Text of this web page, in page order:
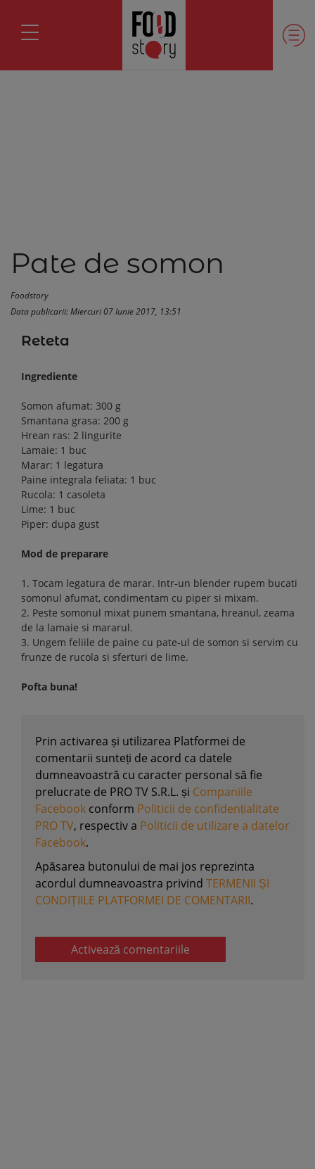
Pate de somon
Foodstory
Data publicarii: Miercuri 07 Iunie 2017, 13:51
Reteta
Ingrediente
Somon afumat: 300 g
Smantana grasa: 200 g
Hrean ras: 2 lingurite
Lamaie: 1 buc
Marar: 1 legatura
Paine integrala feliata: 1 buc
Rucola: 1 casoleta
Lime: 1 buc
Piper: dupa gust
Mod de preparare
1. Tocam legatura de marar. Intr-un blender rupem bucati
somonul afumat, condimentam cu piper si mixam.
2. Peste somonul mixat punem smantana, hreanul, zeama
de la lamaie si mararul.
3. Ungem feliile de paine cu pate-ul de somon si servim cu
frunze de rucola si sferturi de lime.
Pofta buna!
Prin activarea și utilizarea Platformei de
comentarii sunteți de acord ca datele
dumneavoastră cu caracter personal să fie
prelucrate de PRO TV S.R.L. și Companiile
Facebook conform Politicii de confidențialitate
PRO TV, respectiv a Politicii de utilizare a datelor
Facebook.
Apăsarea butonului de mai jos reprezinta
acordul dumneavoastra privind TERMENII ȘI
CONDIȚIILE PLATFORMEI DE COMENTARII.
Activează comentariile